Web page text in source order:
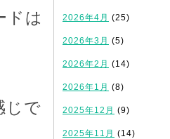
ドは
じで
2026年4月 (25)
2026年3月 (5)
2026年2月 (14)
2026年1月 (8)
2025年12月 (9)
2025年11月 (14)